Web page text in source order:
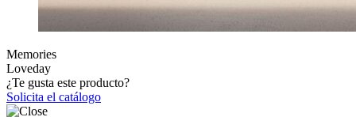
Memories
Loveday
¿Te gusta este producto?
Solicita el catálogo